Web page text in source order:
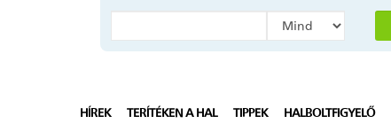
HÍREK TERÍTÉKEN A HAL TIPPEK HALBOLTFIGYELŐ